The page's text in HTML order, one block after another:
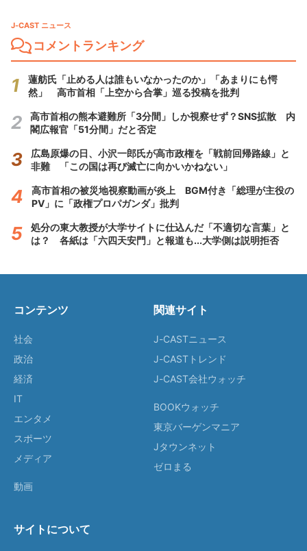
J-CAST ニュース
コメントランキング
蓮舫氏「止める人は誰もいなかったのか」「あまりにも愕
然」 高市首相「上空から合掌」巡る投稿を批判
高市首相の熊本避難所「3分間」しか視察せず？SNS拡散 内
閣広報官「51分間」だと否定
広島原爆の日、小沢一郎氏が高市政権を「戦前回帰路線」と
非難 「この国は再び滅亡に向かいかねない」
高市首相の被災地視察動画が炎上 BGM付き「総理が主役の
PV」に「政権プロパガンダ」批判
処分の東大教授が大学サイトに仕込んだ「不適切な言葉」と
は？ 各紙は「六四天安門」と報道も...大学側は説明拒否
コンテンツ
社会
政治
経済
IT
エンタメ
スポーツ
メディア
動画
関連サイト
J-CASTニュース
J-CASTトレンド
J-CAST会社ウォッチ
BOOKウォッチ
東京バーゲンマニア
Jタウンネット
ゼロまる
サイトについて